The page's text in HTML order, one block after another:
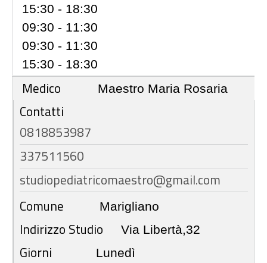
15:30 - 18:30
09:30 - 11:30
09:30 - 11:30
15:30 - 18:30
Medico Maestro Maria Rosaria
Contatti
0818853987
337511560
studiopediatricomaestro@gmail.com
Comune
Marigliano
Indirizzo Studio Via Libertà,32
Giorni
Lunedì